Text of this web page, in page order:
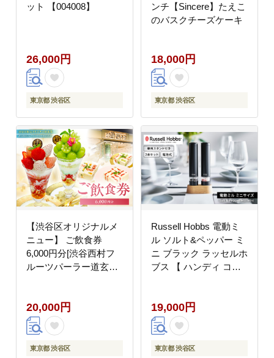
ット 【004008】
26,000円
東京都 渋谷区
ンチ【Sincere】たえこ
のバスクチーズケーキ
18,000円
東京都 渋谷区
【渋谷区オリジナルメ
ニュー】 ご飲食券
6,000円分[渋谷西村フ
ルーツパーラー道玄坂
20,000円
東京都 渋谷区
Russell Hobbs 電動ミ
ル ソルト&ペッパー ミ
ニ ブラック ラッセルホ
ブス 【 ハンディ コン
【223002】
19,000円
東京都 渋谷区